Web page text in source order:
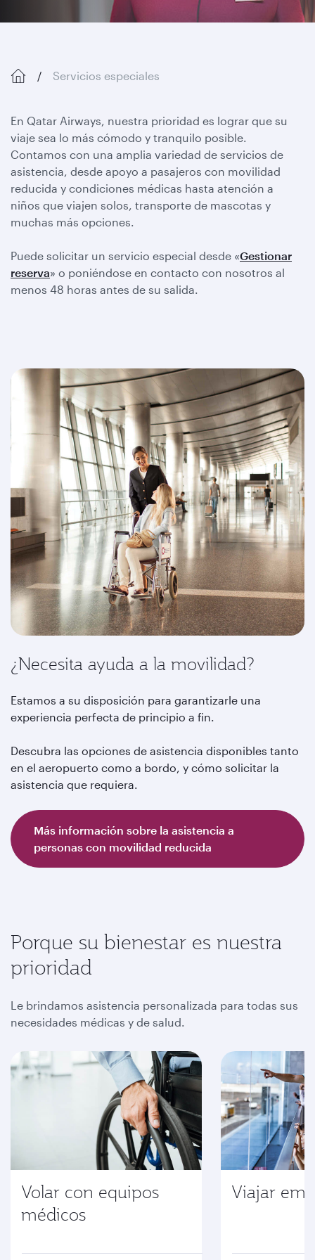
Servicios especiales
En Qatar Airways, nuestra prioridad es lograr que su
viaje sea lo más cómodo y tranquilo posible.
Contamos con una amplia variedad de servicios de
asistencia, desde apoyo a pasajeros con movilidad
reducida y condiciones médicas hasta atención a
niños que viajen solos, transporte de mascotas y
muchas más opciones.
Puede solicitar un servicio especial desde «Gestionar
reserva» o poniéndose en contacto con nosotros al
menos 48 horas antes de su salida.
¿Necesita ayuda a la movilidad?
Estamos a su disposición para garantizarle una
experiencia perfecta de principio a fin.
Descubra las opciones de asistencia disponibles tanto
en el aeropuerto como a bordo, y cómo solicitar la
asistencia que requiera.
Más información sobre la asistencia a
personas con movilidad reducida
Porque su bienestar es nuestra
prioridad
Le brindamos asistencia personalizada para todas sus
necesidades médicas y de salud.
Volar con equipos
médicos
Viajar